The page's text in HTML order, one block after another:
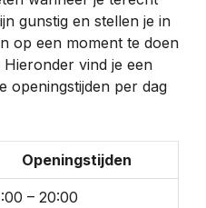
gunstig en stellen je in
op een moment te doen
vind je een
openingstijden per dag
Openingstijden
– 20:00